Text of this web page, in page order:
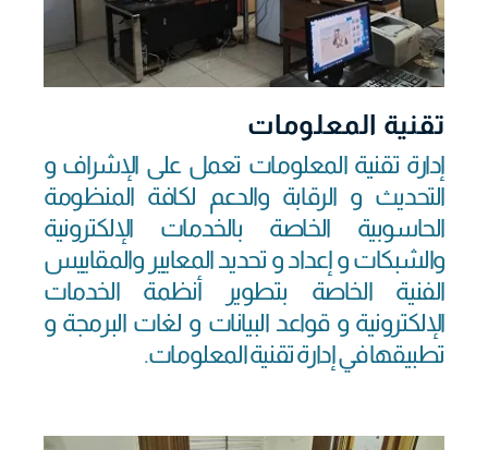
تقنية المعلومات
إدارة تقنية المعلومات تعمل على الإشراف و
التحديث و الرقابة والدعم لكافة المنظومة
الحاسوبية الخاصة بالخدمات الإلكترونية
والشبكات و إعداد و تحديد المعايير والمقاييس
الفنية الخاصة بتطوير أنظمة الخدمات
الإلكترونية و قواعد البيانات و لغات البرمجة و
تطبيقها في إدارة تقنية المعلومات.